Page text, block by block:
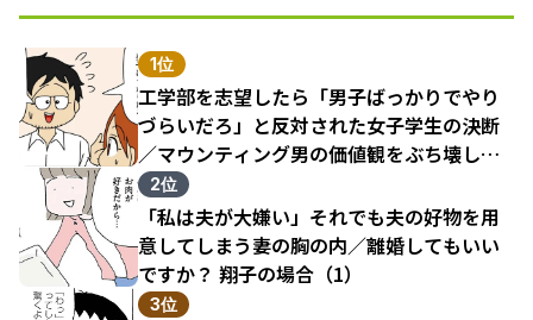
1位
工学部を志望したら「男子ばっかりでやり
づらいだろ」と反対された女子学生の決断
／マウンティング男の価値観をぶち壊した
結果（1）
2位
「私は夫が大嫌い」それでも夫の好物を用
意してしまう妻の胸の内／離婚してもいい
ですか？ 翔子の場合（1）
3位